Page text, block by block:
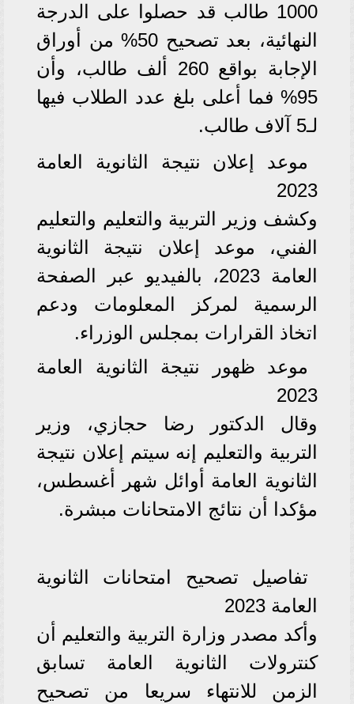
1000 طالب قد حصلوا على الدرجة
النهائية، بعد تصحيح 50% من أوراق
الإجابة بواقع 260 ألف طالب، وأن
95% فما أعلى بلغ عدد الطلاب فيها
لـ5 آلاف طالب.
موعد إعلان نتيجة الثانوية العامة
2023
وكشف وزير التربية والتعليم والتعليم
الفني، موعد إعلان نتيجة الثانوية
العامة 2023، بالفيديو عبر الصفحة
الرسمية لمركز المعلومات ودعم
اتخاذ القرارات بمجلس الوزراء.
موعد ظهور نتيجة الثانوية العامة
2023
وقال الدكتور رضا حجازي، وزير
التربية والتعليم إنه سيتم إعلان نتيجة
الثانوية العامة أوائل شهر أغسطس،
مؤكدا أن نتائج الامتحانات مبشرة.
تفاصيل تصحيح امتحانات الثانوية
العامة 2023
وأكد مصدر وزارة التربية والتعليم أن
كنترولات الثانوية العامة تسابق
الزمن للانتهاء سريعا من تصحيح